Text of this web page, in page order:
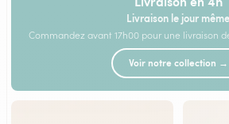
Livraison le jour même
Commandez avant 17h00 pour une livraison
Voir notre collection →